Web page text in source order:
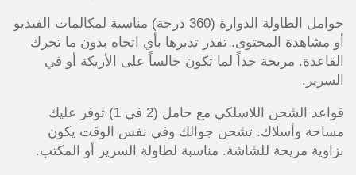
حوامل الطاولة الدوارة (360 درجة) مناسبة لمكالمات الفيديو
أو مشاهدة المحتوى. تقدر تديرها بأي اتجاه بدون ما تحرك
القاعدة. مريحة جداً لما تكون جالساً على الأريكة أو في
السرير.
قواعد الشحن اللاسلكي مع حامل (2 في 1) توفر عليك
مساحة وأسلاك. تشحن جوالك وفي نفس الوقت يكون
بزاوية مريحة للشاشة. مناسبة لطاولة السرير أو المكتب.